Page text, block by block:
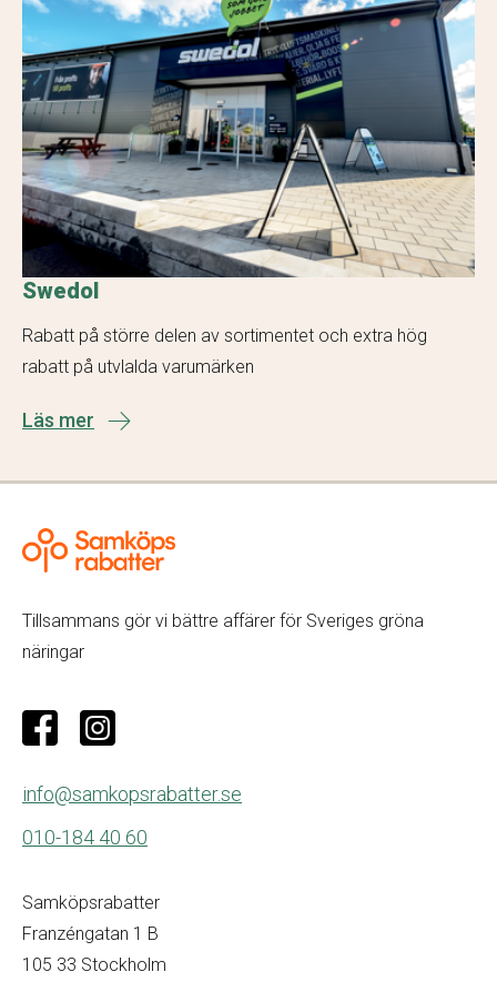
Swedol
Rabatt på större delen av sortimentet och extra hög
rabatt på utvlalda varumärken
Läs mer
Tillsammans gör vi bättre affärer för Sveriges gröna
näringar
info@samkopsrabatter.se
010-184 40 60
Samköpsrabatter
Franzéngatan 1 B
105 33 Stockholm